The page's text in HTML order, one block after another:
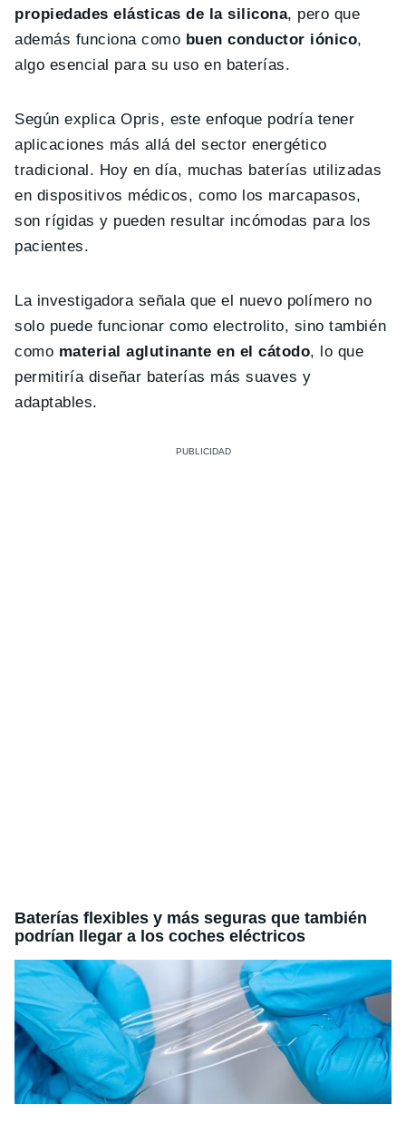
propiedades elásticas de la silicona, pero que
además funciona como buen conductor iónico,
algo esencial para su uso en baterías.
Según explica Opris, este enfoque podría tener
aplicaciones más allá del sector energético
tradicional. Hoy en día, muchas baterías utilizadas
en dispositivos médicos, como los marcapasos,
son rígidas y pueden resultar incómodas para los
pacientes.
La investigadora señala que el nuevo polímero no
solo puede funcionar como electrolito, sino también
como material aglutinante en el cátodo, lo que
permitiría diseñar baterías más suaves y
adaptables.
Baterías flexibles y más seguras que también
podrían llegar a los coches eléctricos